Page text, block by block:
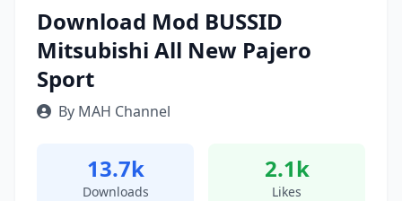
Download Mod BUSSID
Mitsubishi All New Pajero
Sport
By MAH Channel
13.7k
Downloads
2.1k
Likes